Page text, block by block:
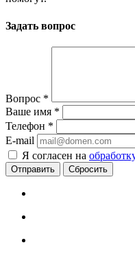
Задать вопрос
Вопрос *
Ваше имя *
Телефон *
E-mail
Я согласен на
Сбросить